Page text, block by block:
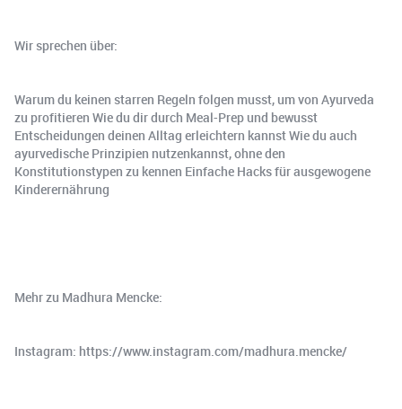
Wir sprechen über:
Warum du keinen starren Regeln folgen musst, um von Ayurveda
zu profitieren Wie du dir durch Meal-Prep und bewusst
Entscheidungen deinen Alltag erleichtern kannst Wie du auch
ayurvedische Prinzipien nutzenkannst, ohne den
Konstitutionstypen zu kennen Einfache Hacks für ausgewogene
Kinderernährung
Mehr zu Madhura Mencke:
Instagram: https://www.instagram.com/madhura.mencke/